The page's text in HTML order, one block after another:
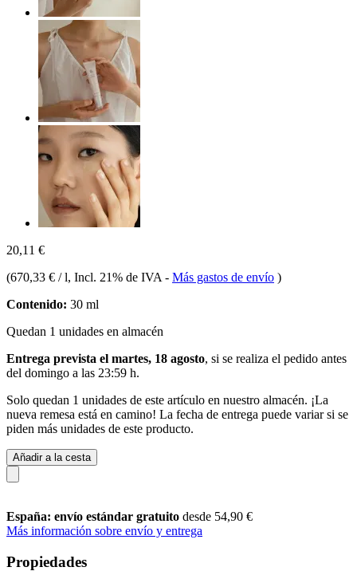
20,11 €
(670,33 € / l, Incl. 21% de IVA - Más gastos de envío )
Contenido: 30 ml
Quedan 1 unidades en almacén
Entrega prevista el martes, 18 agosto, si se realiza el pedido antes
del domingo a las 23:59 h.
Solo quedan 1 unidades de este artículo en nuestro almacén. ¡La
nueva remesa está en camino! La fecha de entrega puede variar si se
piden más unidades de este producto.
Añadir a la cesta
España: envío estándar gratuito desde 54,90 €
Más información sobre envío y entrega
Propiedades